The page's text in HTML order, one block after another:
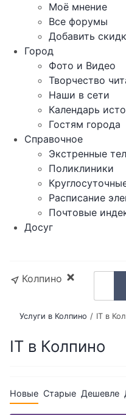
Моё мнение
Все форумы
Добавить
Город
Фото и Видео
Творчество
Наши в сети
Календарь
Гостям города
Справочное
Экстренные
Поликлиники
Расписание
Почтовые
Досуг
Колпино
Услуги в Колпино IT в
IT в Колпино
Новые Старые Дешевле